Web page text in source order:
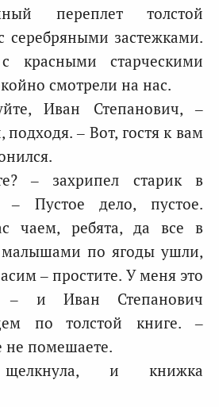
переплет толстой
серебряными застежками.
красными старческими
смотрели на нас.
Иван Степанович, –
подходя. – Вот, гостя к вам
– захрипел старик в
– Пустое дело, пустое.
чаем, ребята, да все в
малышами по ягоды ушли,
– простите. У меня это
– и Иван Степанович
по толстой книге. –
помешаете.
щелкнула, и книжка